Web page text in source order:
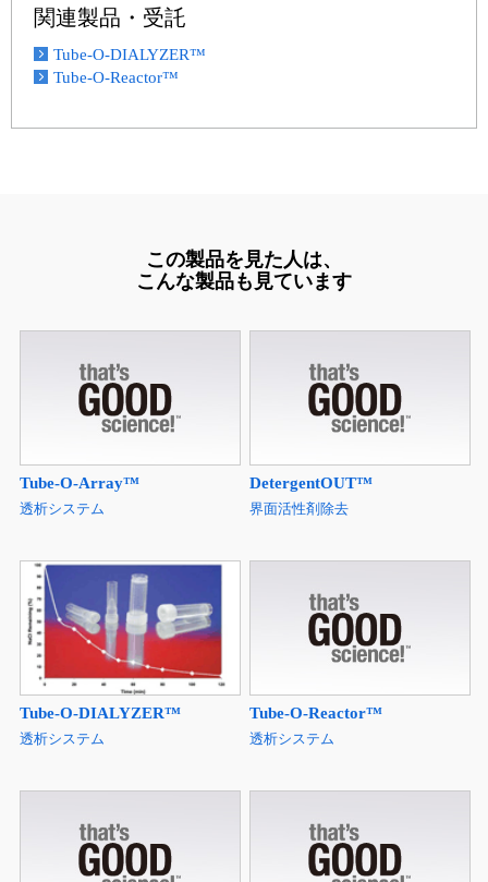
関連製品・受託
Tube-O-DIALYZER™
Tube-O-Reactor™
この製品を見た人は、
こんな製品も見ています
Tube-O-Array™
透析システム
DetergentOUT™
界面活性剤除去
Tube-O-DIALYZER™
透析システム
Tube-O-Reactor™
透析システム